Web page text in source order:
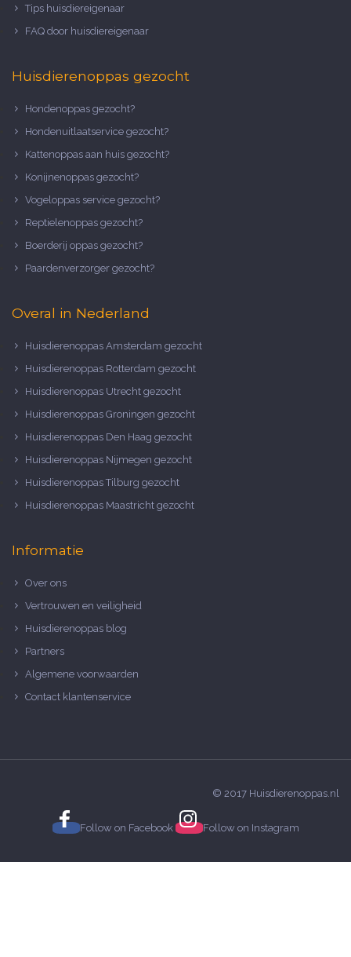
Tips huisdiereigenaar
FAQ door huisdiereigenaar
Huisdierenoppas gezocht
Hondenoppas gezocht?
Hondenuitlaatservice gezocht?
Kattenoppas aan huis gezocht?
Konijnenoppas gezocht?
Vogeloppas service gezocht?
Reptielenoppas gezocht?
Boerderij oppas gezocht?
Paardenverzorger gezocht?
Overal in Nederland
Huisdierenoppas Amsterdam gezocht
Huisdierenoppas Rotterdam gezocht
Huisdierenoppas Utrecht gezocht
Huisdierenoppas Groningen gezocht
Huisdierenoppas Den Haag gezocht
Huisdierenoppas Nijmegen gezocht
Huisdierenoppas Tilburg gezocht
Huisdierenoppas Maastricht gezocht
Informatie
Over ons
Vertrouwen en veiligheid
Huisdierenoppas blog
Partners
Algemene voorwaarden
Contact klantenservice
© 2017 Huisdierenoppas.nl
Follow on Facebook Follow on Instagram